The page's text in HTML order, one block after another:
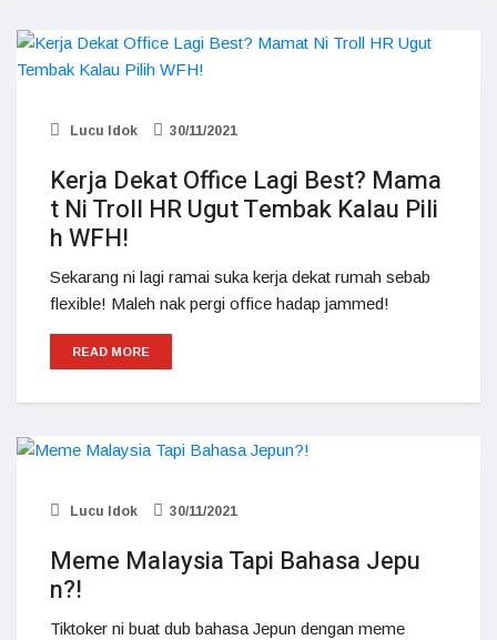
Lucu Idok 30/11/2021
Kerja Dekat Office Lagi Best? Mama
t Ni Troll HR Ugut Tembak Kalau Pili
h WFH!
Sekarang ni lagi ramai suka kerja dekat rumah sebab
flexible! Maleh nak pergi office hadap jammed!
READ MORE
Lucu Idok 30/11/2021
Meme Malaysia Tapi Bahasa Jepu
n?!
Tiktoker ni buat dub bahasa Jepun dengan meme